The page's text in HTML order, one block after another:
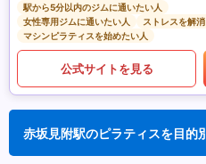
駅から5分以内のジムに通いたい人
女性専用ジムに通いたい人
ストレスを解
マシンピラティスを始めたい人
公式サイトを見る
赤坂見附駅のピラティスを目的